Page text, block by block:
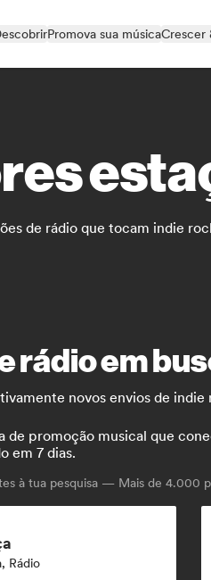
Promova sua músicaCrescer
de rádio que tocam indie
rádio em
novos envios de
de promoção musical que
em 7 dias.
à tua pesquisa — Mais de 4.000
Rádio